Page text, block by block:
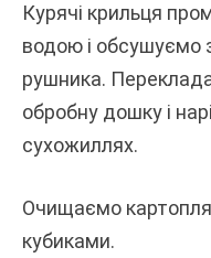
Курячі крильця
водою і обсушуємо
рушника.
обробну дошку і
сухожиллях.
Очищаємо
кубиками.